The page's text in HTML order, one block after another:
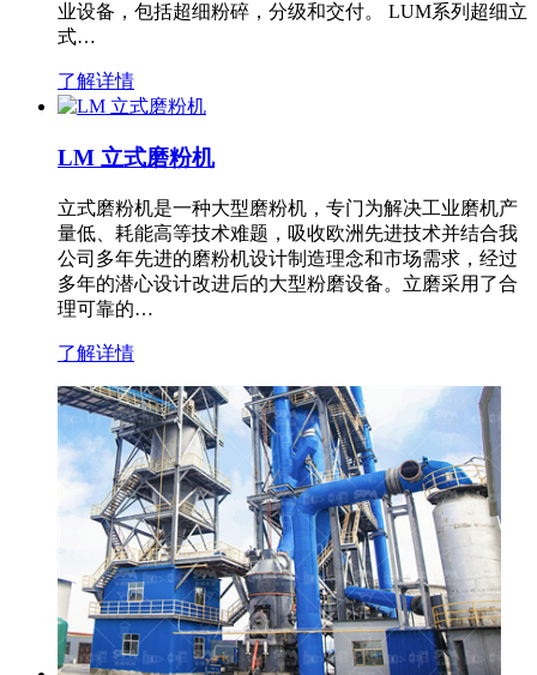
业设备，包括超细粉碎，分级和交付。 LUM系列超细立
式…
了解详情
LM 立式磨粉机
立式磨粉机是一种大型磨粉机，专门为解决工业磨机产
量低、耗能高等技术难题，吸收欧洲先进技术并结合我
公司多年先进的磨粉机设计制造理念和市场需求，经过
多年的潜心设计改进后的大型粉磨设备。立磨采用了合
理可靠的…
了解详情